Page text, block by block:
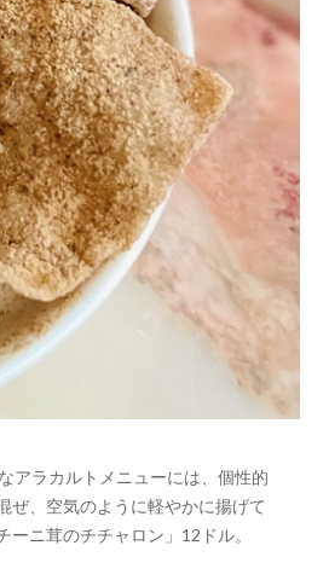
アラカルトメニューには、個性的
ぜ、空気のように軽やかに揚げて
ニ茸のチチャロン」12ドル。